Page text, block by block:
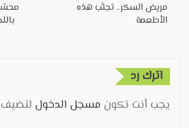
مريض السكر.. تجنَّب هذه
الأطعمة
اترك رد
يجب أنت تكون مسجل الدخول لتضيف